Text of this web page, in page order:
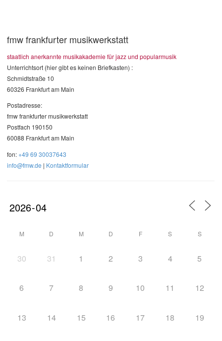
fmw frankfurter musikwerkstatt
staatlich anerkannte musikakademie für jazz und popularmusik
Unterrichtsort (hier gibt es keinen Briefkasten) :
Schmidtstraße 10
60326 Frankfurt am Main
Postadresse:
fmw frankfurter musikwerkstatt
Postfach 190150
60088 Frankfurt am Main
fon:+49 69 30037643
info@fmw.de | Kontaktformular
M D M D F S S
30 31 1 2 3 4 5
6 7 8 9 10 11 12
13 14 15 16 17 18 19